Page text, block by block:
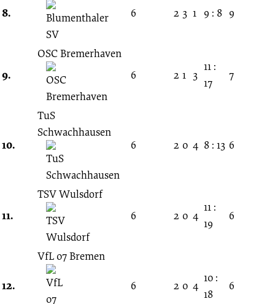
8.
6
2 3 1 9 : 8 9
9.
OSC Bremerhaven
6
2 1 3
11 :
17
7
10.
TuS
Schwachhausen
6
2 0 4 8 : 13 6
11.
TSV Wulsdorf
6
2 0 4
11 :
19
6
12.
VfL 07 Bremen
6 2 0 4
10 :
18
6